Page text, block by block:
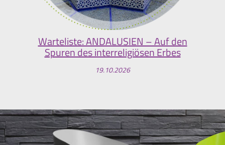
Warteliste: ANDALUSIEN – Auf den
Spuren des interreligiösen Erbes
19.10.2026